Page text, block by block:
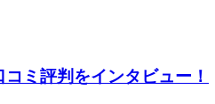
ミ評判をインタビュー！